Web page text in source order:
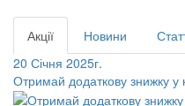
Акції Новини
20 Січня 2025г.
Отримай додаткову знижку у